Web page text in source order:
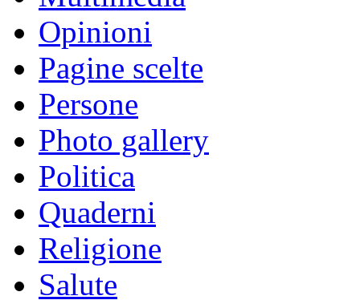
Opinioni
Pagine scelte
Persone
Photo gallery
Politica
Quaderni
Religione
Salute